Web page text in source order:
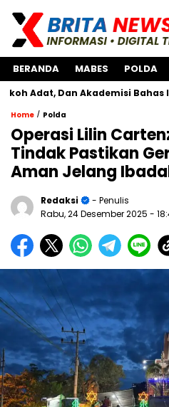
BERANDA MABES POLDA
Akademisi Bahas Isu
Home / Polda
Operasi Lilin
Tindak Pastikan
Aman Jelang
Redaksi
- Penulis
Rabu, 24 Desember 2025 -